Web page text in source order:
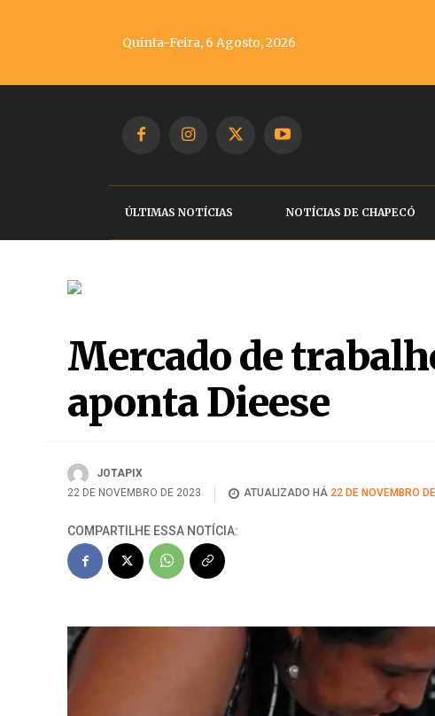
Quinta-Feira, 6 Agosto, 2026
ÚLTIMAS NOTÍCIAS NOTÍCIAS DE CHAPECÓ
Mercado de
aponta Dieese
JOTAPIX
22 DE NOVEMBRO DE 2023
ATUALIZADO HÁ 22 DE NOVEMBRO
COMPARTILHE ESSA NOTÍCIA: